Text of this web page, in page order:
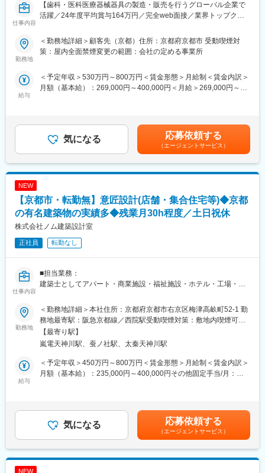
◆まずは、展示場でのお客様対応や担当エリアへの訪問活動など
を通じて、市場・新規顧客開拓からスタート。住まいを検討され
ながら、具体的なプランを作成します
◆その時点での快適さだけでなく、家族の成長やライフスタイル
◆大切なのは、心から信頼しあえる関係を築くこと。誠実な姿勢
で対話を重ね、時には言葉にならない想いまでも感じ取り、その
口となります
◆さらにお引き渡し後も末永いお付き合いを重ね、お客様満足を
どこまでも追求。そうした中で築かれたお客様との信頼関係が、
また新たな出会いへと繋がっていきます
仕事内容
【歯科・医科医療器械器具の製造・販売を行うグローバル企業で
活躍／24年度平均賞与164万円／完全web面接／業界トップクラ
場上場グループ】
【関係先／顧客】
歯科用レーザー治療器の開発における回路設計・評価業務をご対
応いただきます。
＜業務概要＞
・マイコン周辺回路、センサ信号処理回路、電源回路などの設計
・性能・機能評価
＜業務詳細＞
マイコン周辺回路、センサ信号処理回路、電源回路などの設計
と、それに伴う性能・機能評価およびEMC試験の実施および評価
結果の精査・問題解析にもご対応いただきます。また、生産中止
部品の代替品評価にもご対応いただきます。
医療規格・薬機法など各種規格対応の経験を積むことにより、業
務対応領域の拡大が期待できます。また、将来的にはチームリー
■チーム構成：
MTエンジニア10名（EL5名、ME3名、IT1名、MS1名）
■ツール／開発環境：
ＥＭＣ試験機
・持ち家率は30代「50％超」
・入社後、U/Iターンも可能です
・家族手当、単身赴任手当など福利厚生充実
勤務地
＜勤務地詳細＞顧客先（京都）住所：京都府京都市 受動喫煙対
策：屋内全面禁煙変更の範囲：会社の定める事業所
給与
＜予定年収＞530万円～800万円＜賃金形態＞月給制＜賃金内訳＞
月額（基本給）：269,000円～400,000円＜月給＞269,000円～
気になる 応募依頼する
（エージェントサービス）
NEW
【京都市・転勤無】意匠設計(店舗・集合住宅等)◆京都
の有名建築物の実績多◆残業月30h程度／土日祝休
株式会社ノム建築設計室
正社員 転勤なし
仕事内容
■担当業務：
建築士としてアパート・商業施設・福祉施設・ホテル・工場・お
理まで、幅広く携わっていただきます。
■設計実績
任天堂の旧本社を改修し、安藤忠雄氏と共同設計した「京都の丸
福樓（まるふくろう)」や、ブライダル業界の大手と共同し、島津
製作所の旧本社の近代建築の意匠をそのままに改修・耐震補強を
施し、結婚式場へ生まれ変わらせる等、京都に根付く設計事務所
▽企画・設計：顧客の相談を受け、敷地条件、法的規制条件や事
業性を調査・検討、企画調査書や事業計画書を提出。
▽設計（基本設計・実施設計）：全体の設計方針を決定し、基本
勤務地
＜勤務地詳細＞本社住所：京都府京都市右京区梅津高畝町52-1 勤
務地最寄駅：阪急京都線／西院駅受動喫煙対策：敷地内喫煙可能
場所あり変更の範囲：会社の定める事業所
【最寄り駅】
嵐電天神川駅、蚕ノ社駅、太秦天神川駅
給与
＜予定年収＞450万円～800万円＜賃金形態＞月給制＜賃金内訳＞
月額（基本給）：235,000円～400,000円その他固定手当/月：
無＞有＜残業手当＞有＜給与補足＞■昇給：年1回（4月）■賞与：
年2回（9月、3月）／過去実績4.5～5ヶ月分賃金はあくまでも目
安の金額であり、選考を通じて上下する可能性があります。月給
(月額)は固定手当を含めた表記です。
気になる 応募依頼する
（エージェントサービス）
NEW